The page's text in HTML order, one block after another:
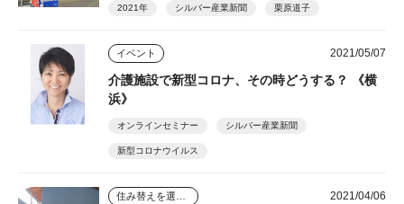
2021年 シルバー産業新聞 栗原道子
イベント 2021/05/07
介護施設で新型コロナ、その時どうする？ 《横
浜》
オンラインセミナー シルバー産業新聞
新型コロナウイルス
2021/04/06